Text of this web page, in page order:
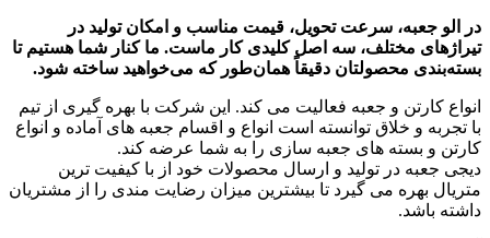
در الو جعبه، سرعت تحویل، قیمت مناسب و امکان تولید در
تیراژهای مختلف، سه اصل کلیدی کار ماست. ما کنار شما هستیم تا
بسته‌بندی محصولتان دقیقاً همان‌طور که می‌خواهید ساخته شود.
انواع کارتن و جعبه فعالیت می کند. این شرکت با بهره گیری از تیم
با تجربه و خلاق توانسته است انواع و اقسام جعبه های آماده و انواع
کارتن و بسته های جعبه سازی را به شما عرضه کند.
دیجی جعبه در تولید و ارسال محصولات خود از با کیفیت ترین
متریال بهره می گیرد تا بیشترین میزان رضایت مندی را از مشتریان
داشته باشد.